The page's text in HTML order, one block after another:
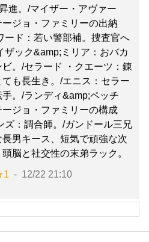
進。/マイザー・アヴァー
ージョ・ファミリーの出納
ード：若い警部補。捜査官へ
ザック&amp;ミリア：おバカ
。/セラード ・クエーツ：錬
も長生き。/エニス：セラー
手。/ランディ&amp;ペッチ
ージョ・ファミリーの構成
ズ：調合師。/ガンドール三兄
長男キース、短気で頑強な次
脳と社交性の末弟ラック。
12/22 21:10